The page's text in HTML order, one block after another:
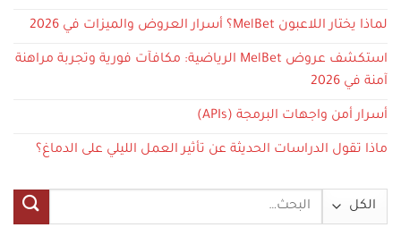
لماذا يختار اللاعبون MelBet؟ أسرار العروض والميزات في 2026
استكشف عروض MelBet الرياضية: مكافآت فورية وتجربة مراهنة
آمنة في 2026
أسرار أمن واجهات البرمجة (APIs)
ماذا تقول الدراسات الحديثة عن تأثير العمل الليلي على الدماغ؟
البحث